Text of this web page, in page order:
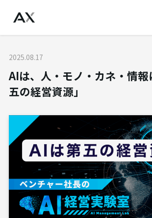
2025.08.17
AIは、人・モノ・カネ・情
五の経営資源」